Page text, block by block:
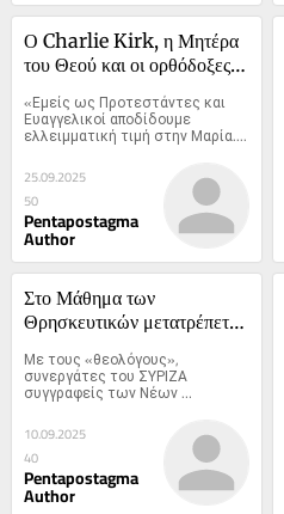
Ο Charlie Kirk, η Μητέρα
του Θεού και οι ορθόδοξες
«Εμείς ως Προτεστάντες και
Ευαγγελικοί αποδίδουμε
ελλειμματική τιμή στην Μαρία....
25.09.2025
50
Pentapostagma
Author
Στο Μάθημα των
Θρησκευτικών μετατρέπεται
ξενάγηση
Με τους «θεολόγους»,
συνεργάτες του ΣΥΡΙΖΑ
συγγραφείς των Νέων
Προγραμμάτων...
10.09.2025
40
Pentapostagma
Author